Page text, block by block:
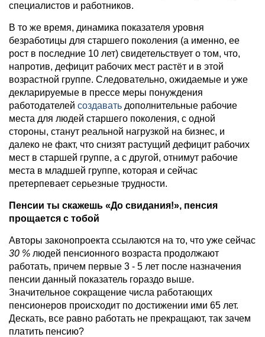
специалистов и работников.
В то же время, динамика показателя уровня
безработицы для старшего поколения (а именно, ее
рост в последние 10 лет) свидетельствует о том, что,
напротив, дефицит рабочих мест растёт и в этой
возрастной группе. Следовательно, ожидаемые и уже
декларируемые в прессе меры понуждения
работодателей создавать дополнительные рабочие
места для людей старшего поколения, с одной
стороны, станут реальной нагрузкой на бизнес, и
далеко не факт, что снизят растущий дефицит рабочих
мест в старшей группе, а с другой, отнимут рабочие
места в младшей группе, которая и сейчас
претерпевает серьезные трудности.
Пенсии ты скажешь «До свидания!», пенсия
прощается с тобой
Авторы законопроекта ссылаются на то, что уже сейчас
30 % людей пенсионного возраста продолжают
работать, причем первые 3 - 5 лет после назначения
пенсии данный показатель гораздо выше.
Значительное сокращение числа работающих
пенсионеров происходит по достижении ими 65 лет.
Дескать, все равно работать не прекращают, так зачем
платить пенсию?